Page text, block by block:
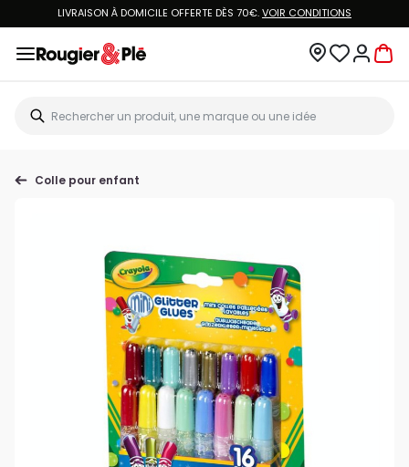
LIVRAISON À DOMICILE OFFERTE DÈS 70€.VOIR CONDITIONS
Colle pour enfant